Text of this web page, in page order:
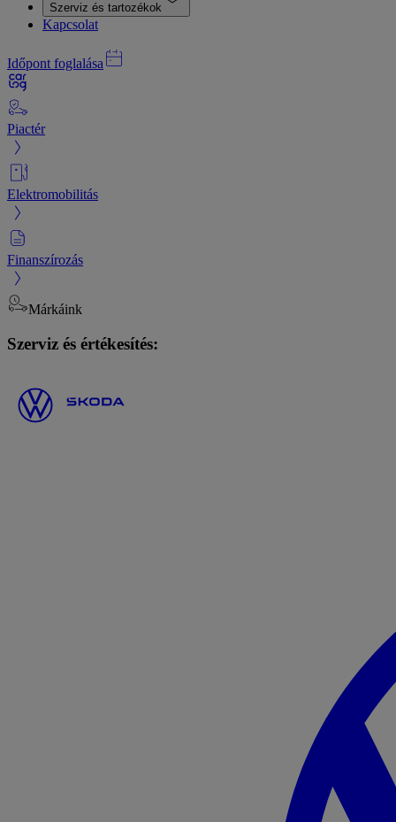
Szerviz és tartozékok
Kapcsolat
Időpont foglalása
Piactér
Elektromobilitás
Finanszírozás
Márkáink
Szerviz és értékesítés: